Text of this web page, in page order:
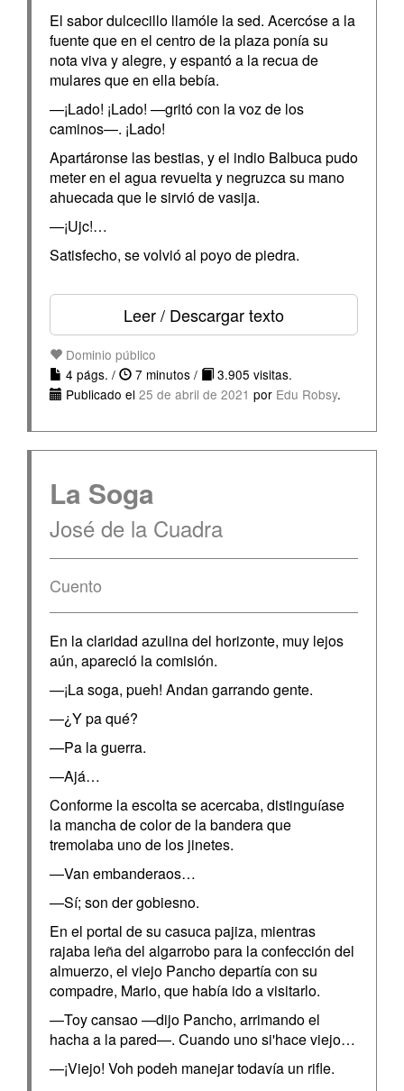
El sabor dulcecillo llamóle la sed. Acercóse a la
fuente que en el centro de la plaza ponía su
nota viva y alegre, y espantó a la recua de
mulares que en ella bebía.
—¡Lado! ¡Lado! —gritó con la voz de los
caminos—. ¡Lado!
Apartáronse las bestias, y el indio Balbuca pudo
meter en el agua revuelta y negruzca su mano
ahuecada que le sirvió de vasija.
—¡Ujc!…
Satisfecho, se volvió al poyo de piedra.
Leer / Descargar texto
Dominio público
4 págs. /
7 minutos /
3.905 visitas.
Publicado el 25 de abril de 2021 por Edu Robsy.
La Soga
José de la Cuadra
Cuento
En la claridad azulina del horizonte, muy lejos
aún, apareció la comisión.
—¡La soga, pueh! Andan garrando gente.
—¿Y pa qué?
—Pa la guerra.
—Ajá…
Conforme la escolta se acercaba, distinguíase
la mancha de color de la bandera que
tremolaba uno de los jinetes.
—Van embanderaos…
—Sí; son der gobiesno.
En el portal de su casuca pajiza, mientras
rajaba leña del algarrobo para la confección del
almuerzo, el viejo Pancho departía con su
compadre, Mario, que había ido a visitarlo.
—Toy cansao —dijo Pancho, arrimando el
hacha a la pared—. Cuando uno si'hace viejo…
—¡Viejo! Voh podeh manejar todavía un rifle.